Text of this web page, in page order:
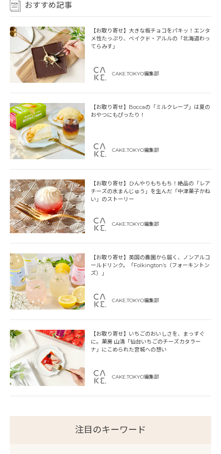
おすすめ記事
【お取り寄せ】大きな板チョコをパキッ！エンタ
メ性たっぷり、ベイクド・アルルの「北海道わっ
てらみす」
CAKE.TOKYO編集部
【お取り寄せ】Boccaの「ミルクレープ」は夏の
おやつにもぴったり！
CAKE.TOKYO編集部
【お取り寄せ】ひんやりもちもち！絶品の「レア
チーズの水まんじゅう」を生んだ「中津菓子かね
い」のストーリー
CAKE.TOKYO編集部
【お取り寄せ】英国の農園から届く、ノンアルコ
ールドリンク。「Folkington’s（フォーキントン
ズ）」
CAKE.TOKYO編集部
【お取り寄せ】いちごのおいしさを、まっすぐ
に。菓房 山清「仙台いちごのチーズカタラー
ナ」にこめられた宮城への想い
CAKE.TOKYO編集部
注目のキーワード